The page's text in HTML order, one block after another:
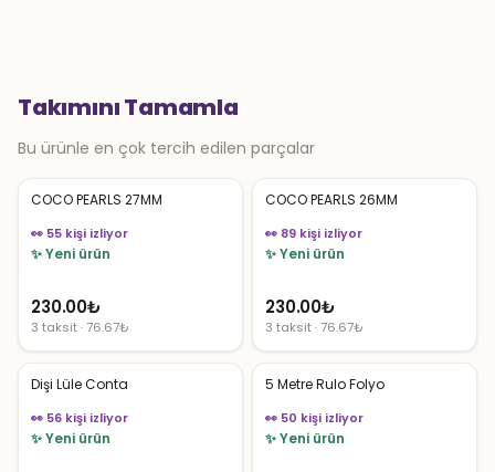
Takımını Tamamla
Bu ürünle en çok tercih edilen parçalar
COCO PEARLS 27MM
👀 55 kişi izliyor
✨ Yeni ürün
230.00₺
3 taksit · 76.67₺
COCO PEARLS 26MM
👀 89 kişi izliyor
✨ Yeni ürün
230.00₺
3 taksit · 76.67₺
Dişi Lüle Conta
👀 56 kişi izliyor
✨ Yeni ürün
5 Metre Rulo Folyo
👀 50 kişi izliyor
✨ Yeni ürün